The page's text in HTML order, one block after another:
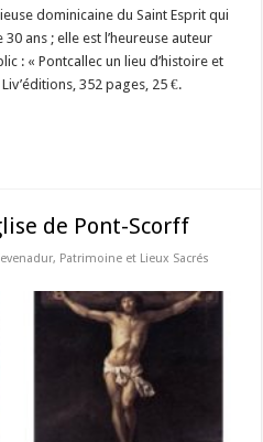
dominicaine du Saint Esprit qui
ans ; elle est l’heureuse auteur
: « Pontcallec un lieu d’histoire et
352 pages, 25 €.
de Pont-Scorff
, Patrimoine et Lieux Sacrés